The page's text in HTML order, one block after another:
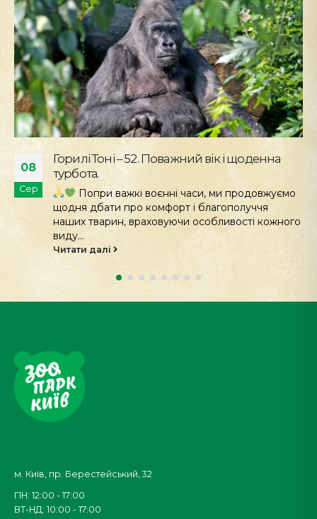
04
Сер
Місія – збереження: повертаємо рідкісних
хом’яків у Тарутинський степ
Київський зоопарк продовжує працювати
над збереженням і відновленням рідкісних
видів української фауни. Попри всі виклики
сьогодення, наші фахівці...
Читати далі
м. Київ, пр. Берестейський, 32
ПН: 12:00 - 17:00
ВТ-НД: 10:00 - 17:00